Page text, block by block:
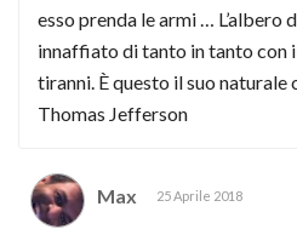
esso prenda le armi … L’albero
innaffiato di tanto in tanto con
tiranni. È questo il suo naturale
Thomas Jefferson
Max 25 Aprile 2018